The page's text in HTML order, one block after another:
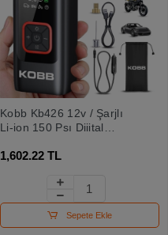
Kobb Kb426 12v / Şarjlı
Li-ion 150 Psı Dijital
Şişirme Pompası+
1,602.22 TL
Sepete Ekle